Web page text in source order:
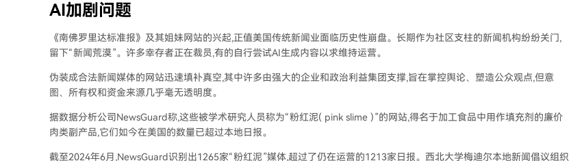
AI加剧问题
《南佛罗里达标准报》及其姐妹网站的兴起,正值美国传统新闻业面临历史性崩盘。长期作为社区支柱的新闻机构纷纷关门,
留下“新闻荒漠”。许多幸存者正在裁员,有的自行尝试AI生成内容以求维持运营。
伪装成合法新闻媒体的网站迅速填补真空,其中许多由强大的企业和政治利益集团支撑,旨在掌控舆论、塑造公众观点,但意
图、所有权和资金来源几乎毫无透明度。
据数据分析公司NewsGuard称,这些被学术研究人员称为“粉红泥( pink slime )”的网站,得名于加工食品中用作填充剂的廉价
肉类副产品,它们如今在美国的数量已超过本地日报。
截至2024年6月,NewsGuard识别出1265家“粉红泥”媒体,超过了仍在运营的1213家日报。西北大学梅迪尔本地新闻倡议组织